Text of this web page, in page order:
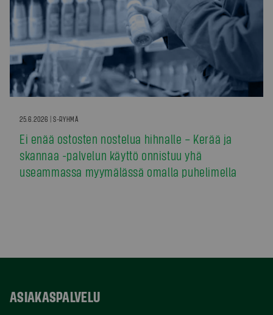
25.6.2026 | S-RYHMÄ
Ei enää ostosten nostelua hihnalle – Kerää ja
skannaa -palvelun käyttö onnistuu yhä
useammassa myymälässä omalla puhelimella
ASIAKASPALVELU